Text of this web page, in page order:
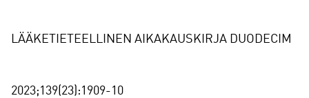
LÄÄKETIETEELLINEN AIKAKAUSKIRJA DUODECIM
2023;139(23):1909-10